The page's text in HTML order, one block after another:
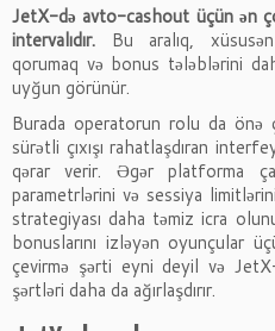
JetX-də avto-cashout üçün ən
intervalıdır. Bu aralıq,
qorumaq və bonus tələblərini
uyğun görünür.
Burada operatorun rolu da önə
sürətli çıxışı rahatlaşdıran
qərar verir. Əgər platforma
parametrlərini və sessiya
strategiyası daha təmiz icra
bonuslarını izləyən oyunçular
çevirmə şərti eyni deyil və
şərtləri daha da ağırlaşdırır.